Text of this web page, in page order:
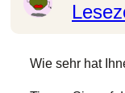
Wie sehr hat